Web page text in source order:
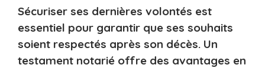
Sécuriser ses dernières volontés est
essentiel pour garantir que ses souhaits
soient respectés après son décès. Un
testament notarié offre des avantages en